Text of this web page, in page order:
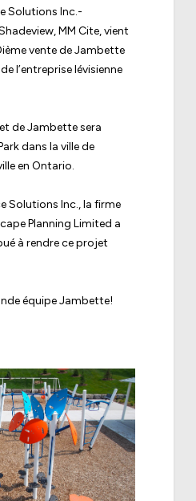
Solutions Inc.-
MM Cite, vient
vente de Jambette
l’entreprise lévisienne
de Jambette sera
dans la ville de
en Ontario.
Solutions Inc., la firme
Planning Limited a
à rendre ce projet
équipe Jambette!